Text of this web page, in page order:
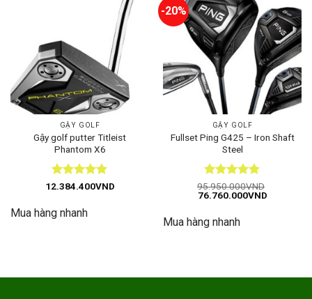
GẬY GOLF
Gậy golf putter Titleist
Phantom X6
Được xếp
sao
12.384.400VND
Mua hàng nhanh
-20%
GẬY GOLF
Fullset Ping G425 – Iron Shaft
Steel
Được xếp
hạng55
95.950.000VND
Giá
95.950.000VND.
76.760.000VNDGiá
Mua hàng nhanh